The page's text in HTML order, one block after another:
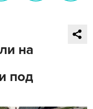
на
под